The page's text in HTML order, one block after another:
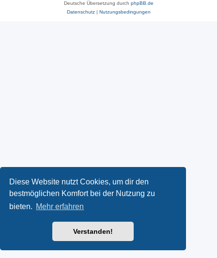
Diese Website nutzt Cookies, um dir den
bestmöglichen Komfort bei der Nutzung zu
bieten. Mehr erfahren
Verstanden!
Deutsche Übersetzung durch phpBB.de
Datenschutz| Nutzungsbedingungen